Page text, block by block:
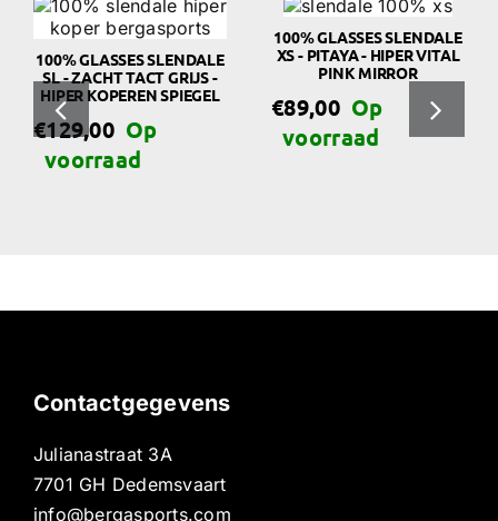
100% GLASSES SLENDALE
SL - ZACHT TACT GRIJS -
HIPER KOPEREN SPIEGEL
€129,00
100% GLASSES SLENDALE
XS - PITAYA - HIPER VITAL
PINK MIRROR
€89,00
Contactgegevens
Julianastraat 3A
7701 GH Dedemsvaart
info@bergasports.com